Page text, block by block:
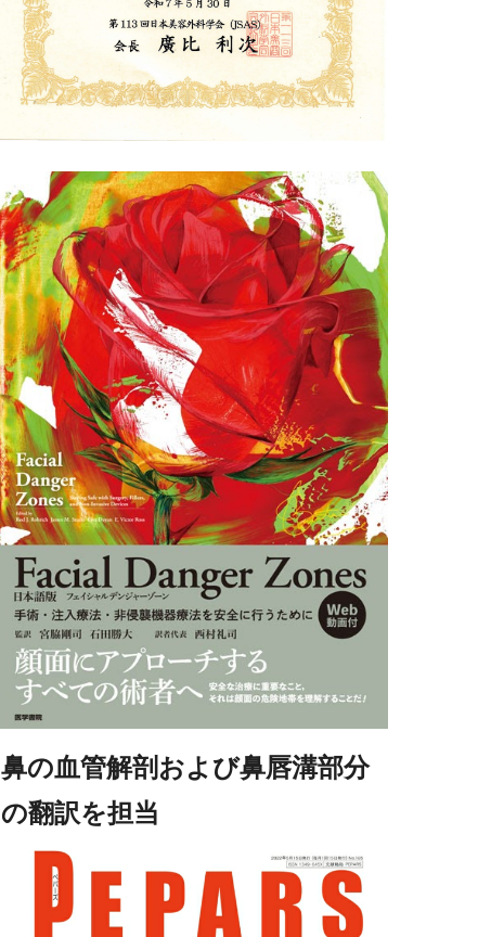
鼻の血管解剖および鼻唇溝部分
の翻訳を担当